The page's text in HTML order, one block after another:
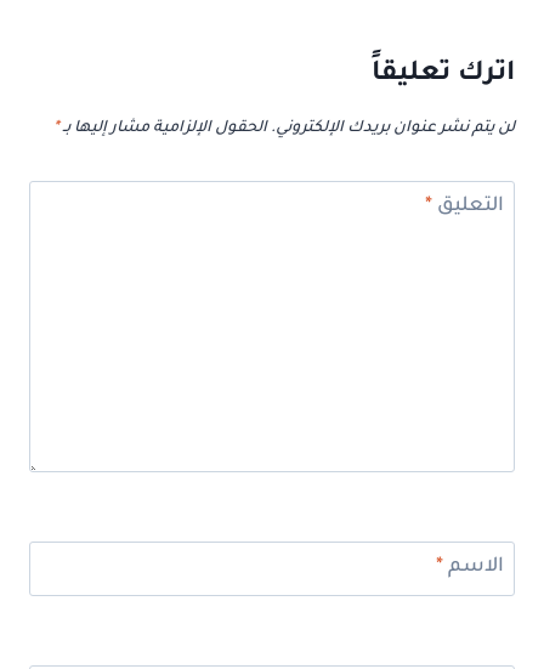
اترك تعليقاً
لن يتم نشر عنوان بريدك الإلكتروني. الحقول الإلزامية مشار إليها بـ*
التعليق *
الاسم *